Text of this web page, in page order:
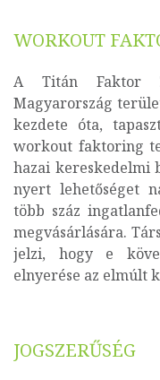
WORKOUT
A Titán Faktor
Magyarország
kezdete óta,
workout faktoring
hazai kereskedelmi
nyert lehetőséget
több száz
megvásárlására.
jelzi, hogy e
elnyerése az elmúlt
JOGSZERŰSÉG